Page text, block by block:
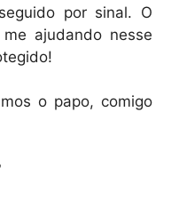
por sinal. O
ajudando nesse
o papo, comigo